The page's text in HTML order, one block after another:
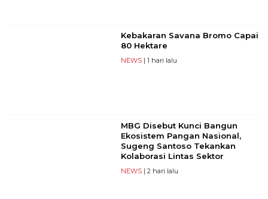
Kebakaran Savana Bromo Capai
80 Hektare
NEWS| 1 hari lalu
MBG Disebut Kunci Bangun
Ekosistem Pangan Nasional,
Sugeng Santoso Tekankan
Kolaborasi Lintas Sektor
NEWS| 2 hari lalu